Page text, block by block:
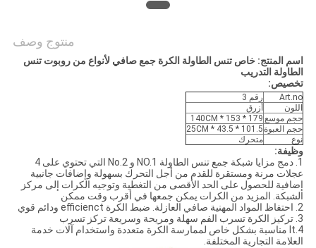
منتوج وصف
اسم المنتج: خاص تنس الطاولة الكرة جمع صافي لأنواع من روبوت تنس
الطاولة التدريب
تخصيص:
Art.no
رقم 3
اللون
أزرق
حجم موسع 179 * 153 * 140CM
حجم العبوة101.5 * 43.5 * 25CM
نوع
متحرك
وظيفة:
1. دمج مزايا شبكة جمع تنس الطاولة NO.1 و No.2 التي تحتوي على 4
عجلات مرنة ومستقرة للقدم من أجل التحرك بسهولة وإضافات جانبية
إضافية للحصول على الحد الأقصى من التغطية وتوجيه الكرات إلى مركز
الشبكة. المزيد من الكرات يمكن جمعها في أقرب وقت ممكن
2. احتفاظ المواد المهنية صافي العازلة. ضبط الكرة efficienct ودائم قوي
3. تركيز الكرة تسرب الفم سهلة ومريحة وسريعة تركز تسرب
4.It مناسبة بشكل خاص لممارسة الكرة متعددة واستخدام آلات خدمة
العلامة التجارية المختلفة.